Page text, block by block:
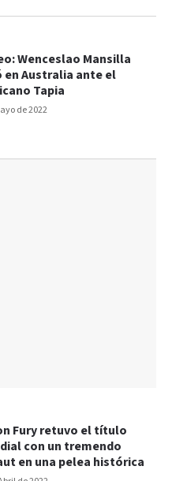
de 2022
Wenceslao Mansilla
en Australia ante el
Tapia
Fury retuvo el título
con un tremendo
en una pelea histórica